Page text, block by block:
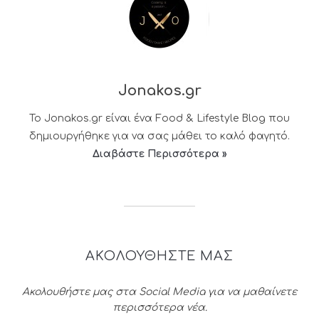
Jonakos.gr
Το Jonakos.gr είναι ένα Food & Lifestyle Blog που
δημιουργήθηκε για να σας μάθει το καλό φαγητό.
Διαβάστε Περισσότερα »
ΑΚΟΛΟΥΘΗΣΤΕ ΜΑΣ
Ακολουθήστε μας στα Social Media για να μαθαίνετε
περισσότερα νέα.